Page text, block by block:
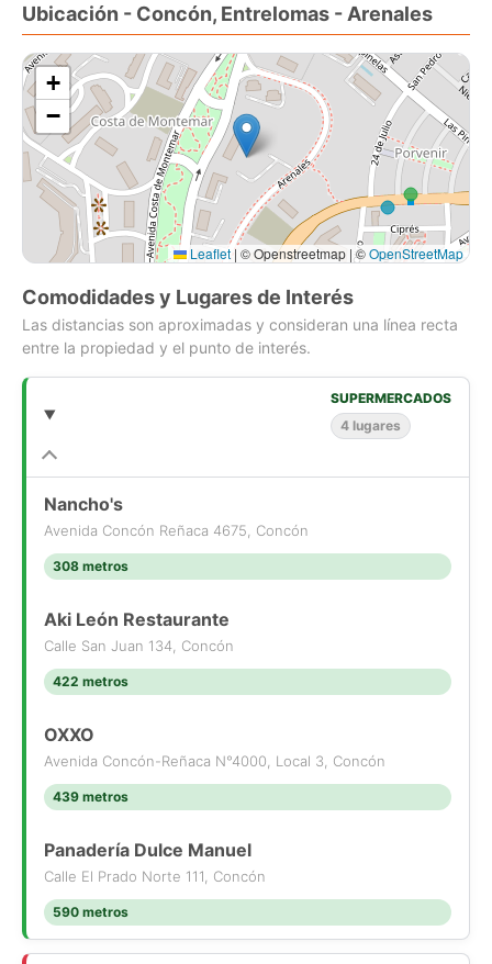
Ubicación - Concón, Entrelomas - Arenales
+
−
Leaflet| © Openstreetmap | ©OpenStreetMap
Comodidades y Lugares de Interés
Las distancias son aproximadas y consideran una línea recta
entre la propiedad y el punto de interés.
SUPERMERCADOS
4 lugares
Nancho's
Avenida Concón Reñaca 4675, Concón
308 metros
Aki León Restaurante
Calle San Juan 134, Concón
422 metros
OXXO
Avenida Concón-Reñaca N°4000, Local 3, Concón
439 metros
Panadería Dulce Manuel
Calle El Prado Norte 111, Concón
590 metros